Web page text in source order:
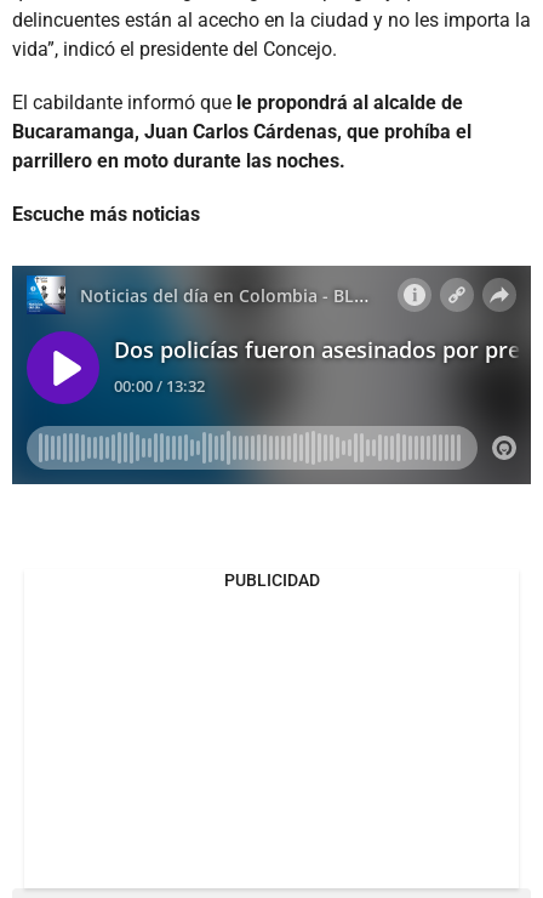
delincuentes están al acecho en la ciudad y no les importa la
vida”, indicó el presidente del Concejo.
El cabildante informó que le propondrá al alcalde de
Bucaramanga, Juan Carlos Cárdenas, que prohíba el
parrillero en moto durante las noches.
Escuche más noticias
PUBLICIDAD